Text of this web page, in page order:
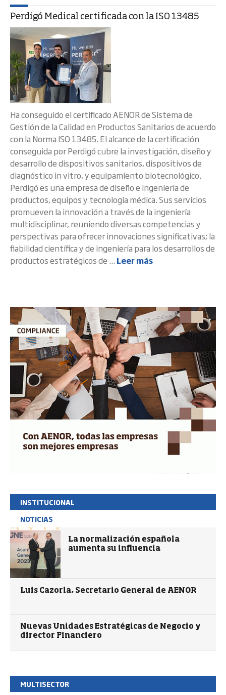
Perdigó Medical certificada con la ISO 13485
Ha conseguido el certificado AENOR de Sistema de
Gestión de la Calidad en Productos Sanitarios de acuerdo
con la Norma ISO 13485. El alcance de la certificación
conseguida por Perdigó cubre la investigación, diseño y
desarrollo de dispositivos sanitarios, dispositivos de
diagnóstico in vitro, y equipamiento biotecnológico.
Perdigó es una empresa de diseño e ingeniería de
productos, equipos y tecnología médica. Sus servicios
promueven la innovación a través de la ingeniería
multidisciplinar, reuniendo diversas competencias y
perspectivas para ofrecer innovaciones significativas; la
fiabilidad científica y de ingeniería para los desarrollos de
productos estratégicos de ... Leer más
INSTITUCIONAL
NOTICIAS
La normalización española
aumenta su influencia
Luis Cazorla, Secretario General de AENOR
Nuevas Unidades Estratégicas de Negocio y
director Financiero
MULTISECTOR